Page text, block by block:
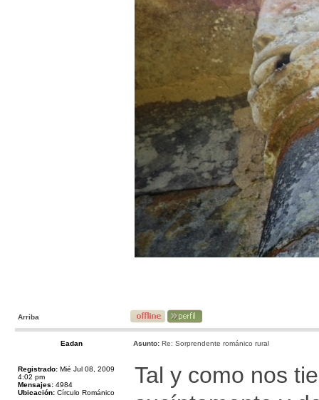
Arriba
Eadan Asunto: Re: Sorprendente románico rural
Registrado: Mié Jul 08, 2009
4:02 pm
Mensajes: 4984
Ubicación: Círculo Románico
Tal y como nos